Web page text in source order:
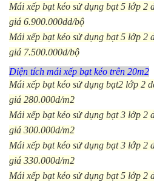
Mái xếp bạt kéo sử dụng bạt 5 lớp 2
giá 6.900.000dd/bộ
Mái xếp bạt kéo sử dụng bạt 5 lớp 2
giá 7.500.000d/bộ
Diện tích mái xếp bạt kéo trên 20m2
Mái xếp bạt kéo sử dụng bạt2 lớp 2
giá 280.000d/m2
Mái xếp bạt kéo sử dụng bạt 3 lớp 2
giá 300.000d/m2
Mái xếp bạt kéo sử dụng bạt 3 lớp 2
giá 330.000d/m2
Mái xếp bạt kéo sử dụng bạt 5 lớp 2